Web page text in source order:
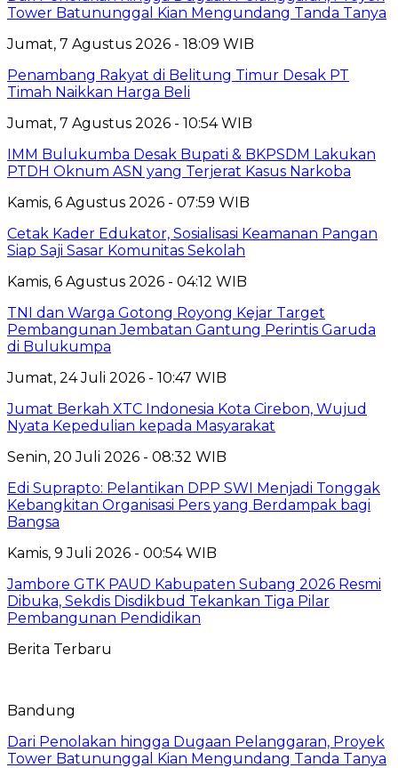
Tower Batununggal Kian Mengundang Tanda Tanya
Jumat, 7 Agustus 2026 - 18:09 WIB
Penambang Rakyat di Belitung Timur Desak PT
Timah Naikkan Harga Beli
Jumat, 7 Agustus 2026 - 10:54 WIB
IMM Bulukumba Desak Bupati & BKPSDM Lakukan
PTDH Oknum ASN yang Terjerat Kasus Narkoba
Kamis, 6 Agustus 2026 - 07:59 WIB
Cetak Kader Edukator, Sosialisasi Keamanan Pangan
Siap Saji Sasar Komunitas Sekolah
Kamis, 6 Agustus 2026 - 04:12 WIB
TNI dan Warga Gotong Royong Kejar Target
Pembangunan Jembatan Gantung Perintis Garuda
di Bulukumpa
Jumat, 24 Juli 2026 - 10:47 WIB
Jumat Berkah XTC Indonesia Kota Cirebon, Wujud
Nyata Kepedulian kepada Masyarakat
Senin, 20 Juli 2026 - 08:32 WIB
Edi Suprapto: Pelantikan DPP SWI Menjadi Tonggak
Kebangkitan Organisasi Pers yang Berdampak bagi
Bangsa
Kamis, 9 Juli 2026 - 00:54 WIB
Jambore GTK PAUD Kabupaten Subang 2026 Resmi
Dibuka, Sekdis Disdikbud Tekankan Tiga Pilar
Pembangunan Pendidikan
Berita Terbaru
Bandung
Dari Penolakan hingga Dugaan Pelanggaran, Proyek
Tower Batununggal Kian Mengundang Tanda Tanya